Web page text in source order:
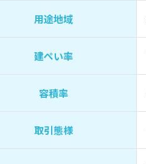
用途地域
建ぺい率
容積率
取引態様